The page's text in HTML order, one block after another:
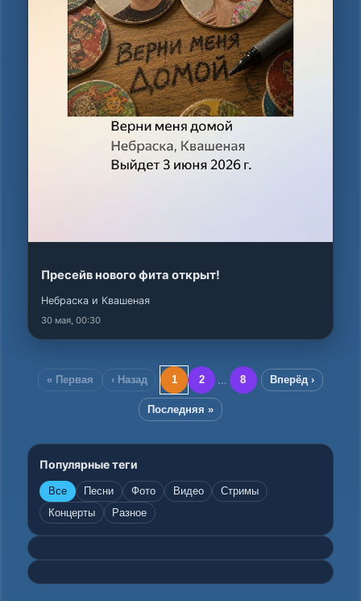
Пресейв нового фита открыт!
Небраска и Квашеная
30 мая, 00:30
« Первая ‹ Назад 1 2 … 8 Вперёд ›
Последняя »
Популярные теги
Все Песни Фото Видео
Стримы
Концерты
Разное